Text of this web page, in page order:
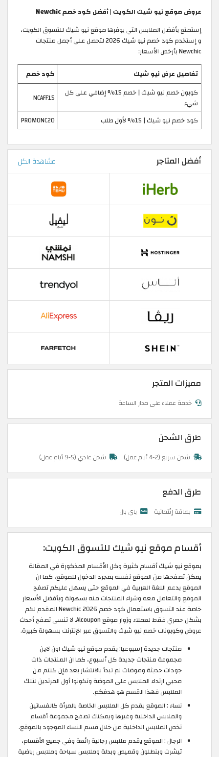
عروض موقع نيو شيك الكويت | أفضل كود خصم Newchic
إستمتع بأفضل الملابس التي يوفرها موقع نيو شيك للتسوق الكويت،
و إستخدم كود خصم نيو شيك 2026 لتحصل على أجمل منتجات
Newchic بأرخص الأسعار:
تفاصيل عرض نيو شيك
كود خصم
كوبون خصم نيو شيك | خصم 15% إضافي على كل
شيء
NCAFF15
كود خصم نيو شيك | 15% لأول طلب
PROMONC20
أفضل المتاجر مشاهدة الكل
مميزات المتجر
خدمة عملاء على مدار الساعة
طرق الشحن
شحن سريع (2-4 أيام عمل) شحن عادي (5-9 أيام عمل)
طرق الدفع
بطاقة إئتمانية باي بال
أقسام موقع نيو شيك للتسوق الكويت:
بموقع نيو شيك أقسام كثيرة وكل الأقسام المذكورة في المقالة
يمكن تصفحها من الموقع نفسه بمجرد الدخول للموقع، كما ان
الموقع يدعم اللغة العربية في الموقع حتى يسهل عليكم تصفح
الموقع والتعامل معه وشراء المنتجات منه بسهولة وبأفضل الأسعار
خاصة عند التسوق باستعمال كود خصم Newchic 2026 المقدم لكم
بشكل حصري فقط لعملاء وزوار موقع Alcoupon. لا تنسى تصفح أحدث
عروض وكوبونات خصم نيو شيك والتسوق عبر الإنترنت بسهولة كبيرة.
منتجات جديدة إسبوعيا: يقدم موقع نيو شيك اون لاين
مجموعة منتجات جديدة كل أسبوع، كما ان المنتجات ذات
جودات حديثة وموضات لم تبدأ بالانتشار بعد فإن كنتم من
محبي ارتداء الملابس على الموضة وتكونوا أول المرتدين لتلك
الملابس فهذا القسم هو هدفكم.
نساء : الموقع يقدم كل الملابس الخاصة بالمرأة كالفساتين
والملابس الداخلية وغيرها ويمكنك تصفح مجموعة أقسام
تخص الملابس الداخلية من خلال قسم النساء الموجود بالموقع.
الرجال : الموقع يقدم ملابس رجالية رائعة وفي جميع الأقسام،
تيشرت وبنطلون وقميص وبدلة وملابس سباحة وملابس رياضية